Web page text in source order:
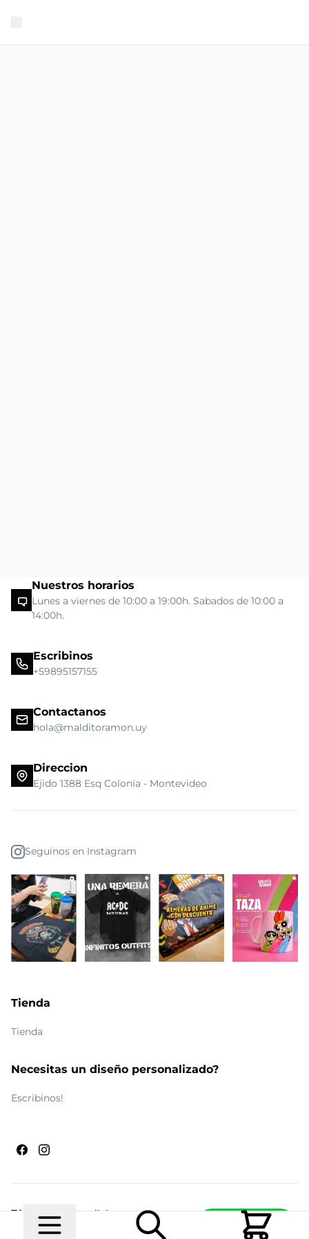
Escribinos
Nuestros horarios
Lunes a viernes de 10:00 a 19:00h. Sabados de 10:00 a
14:00h.
Escribinos
+59895157155
Contactanos
hola@malditoramon.uy
Direccion
Ejido 1388 Esq Colonia - Montevideo
Seguinos en Instagram
Tienda
Tienda
Necesitas un diseño personalizado?
Escribinos!
© 2026 Maldito RamónRealizado por Ecwid de
Términos y condiciones